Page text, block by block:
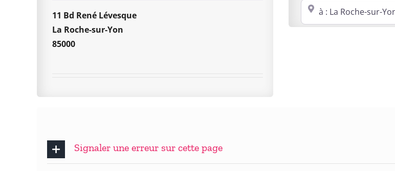
11 Bd René Lévesque
La Roche-sur-Yon
85000
Proche de : ville, cp, lieu ...
Signaler une erreur sur cette page